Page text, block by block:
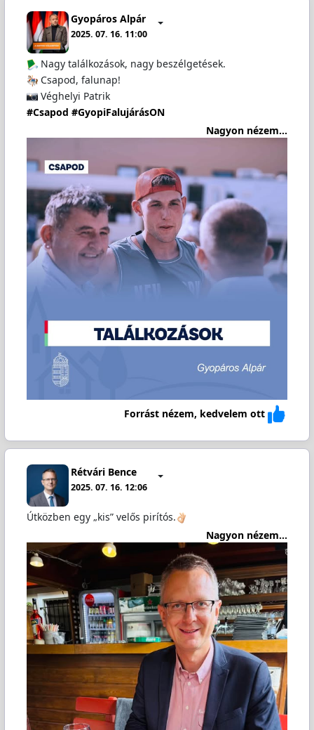
Gyopáros Alpár
2025. 07. 16. 11:00
Nagy találkozások, nagy beszélgetések.
Csapod, falunap!
Véghelyi Patrik
#Csapod #GyopiFalujárásON
Nagyon nézem...
Forrást nézem, kedvelem ott
Rétvári Bence
2025. 07. 16. 12:06
Útközben egy „kis” velős pirítós.
Nagyon nézem...